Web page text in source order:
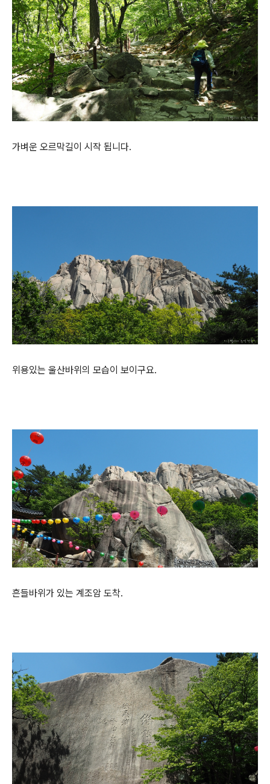
가벼운 오르막길이 시작 됩니다.
위용있는 울산바위의 모습이 보이구요.
흔들바위가 있는 계조암 도착.